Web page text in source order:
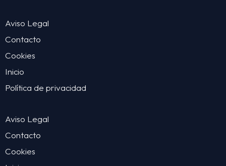
Aviso Legal
Contacto
Cookies
Inicio
Política de privacidad
Aviso Legal
Contacto
Cookies